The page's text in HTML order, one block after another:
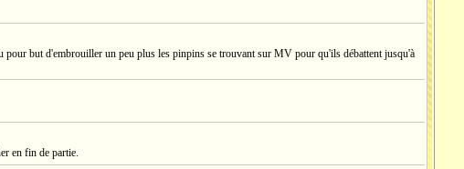
pour but d'embrouiller un peu plus les pinpins se trouvant sur MV pour qu'ils débattent jusqu'à
en fin de partie.